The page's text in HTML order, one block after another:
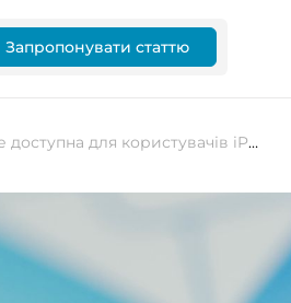
Запропонувати статтю
iOS 18.2.1 вже доступна для користувачів iPhone